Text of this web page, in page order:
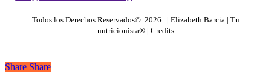
Todos los Derechos Reservados© 2026 . | Elizabeth Barcia | Tu
nutricionista® | Credits
Share Share